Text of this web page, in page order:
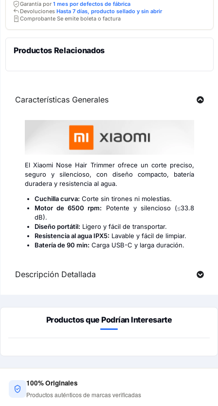
Garantía por 1 mes por defectos de fábrica
Devoluciones Hasta 7 días, producto sellado y sin abrir
Comprobante Se emite boleta o factura
Productos Relacionados
Características Generales
El Xiaomi Nose Hair Trimmer ofrece un corte preciso,
seguro y silencioso, con diseño compacto, batería
duradera y resistencia al agua.
Cuchilla curva: Corte sin tirones ni molestias.
Motor de 6500 rpm: Potente y silencioso (≤33.8
dB).
Diseño portátil: Ligero y fácil de transportar.
Resistencia al agua IPX5: Lavable y fácil de limpiar.
Batería de 90 min: Carga USB-C y larga duración.
Descripción Detallada
Productos que Podrían Interesarte
100% Originales
Productos auténticos de marcas verificadas